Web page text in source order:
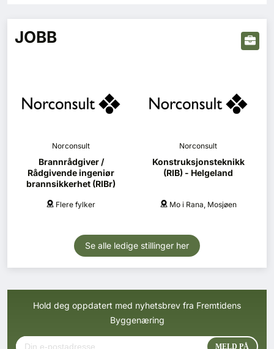
JOBB
Norconsult
Brannrådgiver /
Rådgivende ingeniør
brannsikkerhet (RIBr)
Flere fylker
Norconsult
Konstruksjonsteknikk
(RIB) - Helgeland
Mo i Rana, Mosjøen
Se alle ledige stillinger her
Hold deg oppdatert med nyhetsbrev fra Fremtidens
Byggenæring